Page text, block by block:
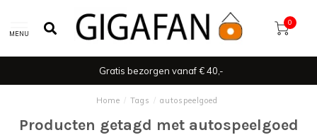
MENU
0
Gratis bezorgen vanaf € 40,-
Home / Tags / autospeelgoed
Producten getagd met autospeelgoed